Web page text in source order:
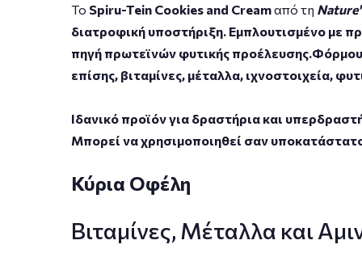
Το Spiru-Tein Cookies and Creamαπό τη
διατροφική υποστήριξη. Εμπλουτισμένο με
πηγή πρωτεϊνών φυτικής
επίσης, βιταμίνες, μέταλλα, ιχνοστοιχεία,
Ιδανικό προϊόν για δραστήρια και
Μπορεί να χρησιμοποιηθεί σαν
Κύρια Οφέλη
Βιταμίνες, Μέταλλα και